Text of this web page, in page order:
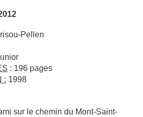
Pellen
: 196 pages
: 1998
sur le chemin du Mont-Saint-